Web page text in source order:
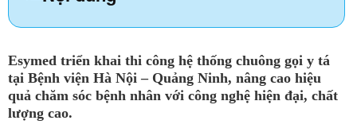
Esymed triển khai thi công hệ thống chuông gọi y tá
tại Bệnh viện Hà Nội – Quảng Ninh, nâng cao hiệu
quả chăm sóc bệnh nhân với công nghệ hiện đại, chất
lượng cao.